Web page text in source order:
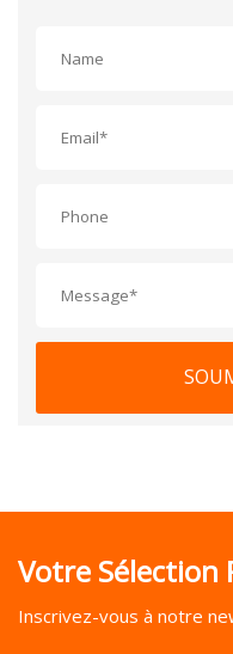
Votre Sélection
Inscrivez-vous à notre